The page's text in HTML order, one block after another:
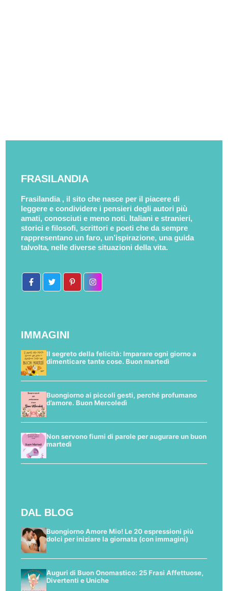
FRASILANDIA
Frasilandia , il sito che nasce per il piacere di
leggere e condividere i pensieri degli autori più
amati, conosciuti e meno noti. Italiani e stranieri,
storici e filosofi, scrittori e poeti che da sempre
rappresentano un faro, un’ispirazione, una guida
talvolta, nelle diverse situazioni della vita.
IMMAGINI
Il segreto della felicità: Imparare ogni giorno a
dimenticare tante cose. Buon martedì
Buongiorno ai piccoli gesti, perché profumano
d’amore. Buon Mercoledì
Non servono fiumi di parole per augurare un buon
martedì
DAL BLOG
Buongiorno Amore Mio! Le 20 espressioni più
dolci per iniziare la giornata (con immagini)
Auguri di Buon Onomastico: 25 Frasi Affettuose,
Divertenti e Uniche